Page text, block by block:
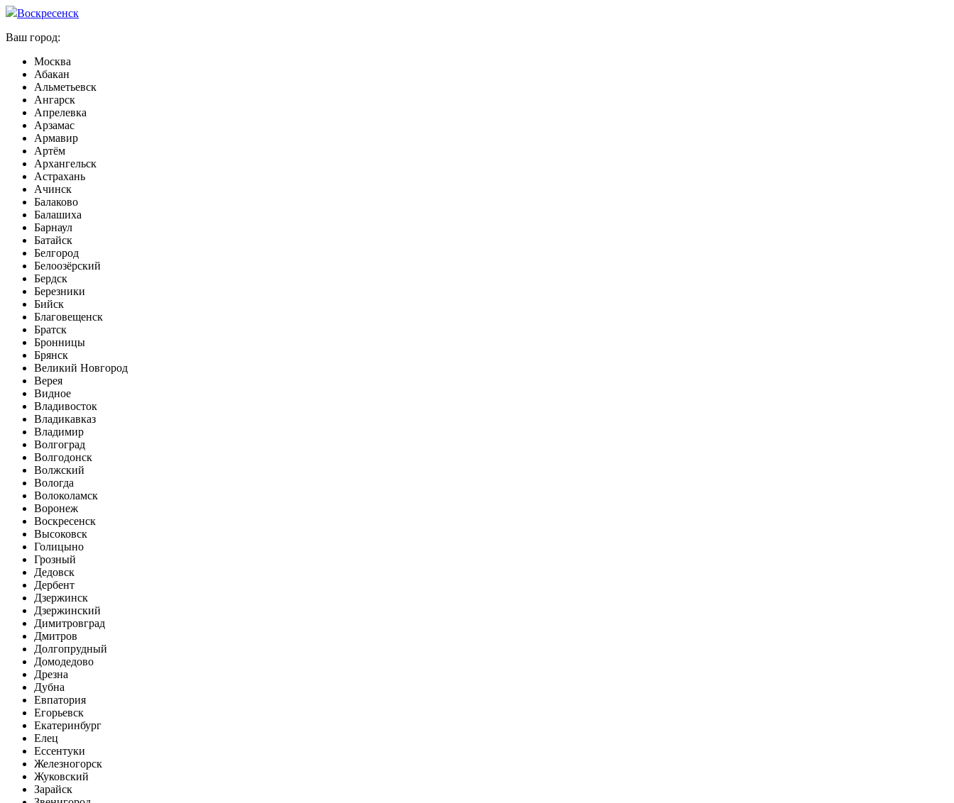
Воскресенск
Ваш город:
Москва
Абакан
Альметьевск
Ангарск
Апрелевка
Арзамас
Армавир
Артём
Архангельск
Астрахань
Ачинск
Балаково
Балашиха
Барнаул
Батайск
Белгород
Белоозёрский
Бердск
Березники
Бийск
Благовещенск
Братск
Бронницы
Брянск
Великий Новгород
Верея
Видное
Владивосток
Владикавказ
Владимир
Волгоград
Волгодонск
Волжский
Вологда
Волоколамск
Воронеж
Воскресенск
Высоковск
Голицыно
Грозный
Дедовск
Дербент
Дзержинск
Дзержинский
Димитровград
Дмитров
Долгопрудный
Домодедово
Дрезна
Дубна
Евпатория
Егорьевск
Екатеринбург
Елец
Ессентуки
Железногорск
Жуковский
Зарайск